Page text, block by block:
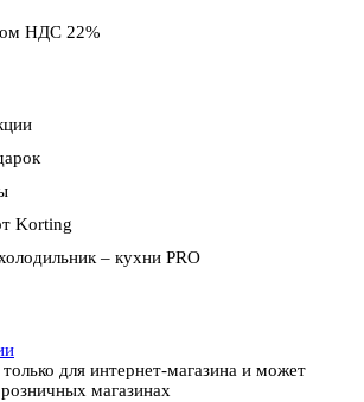
НДС 22%
Korting
– кухни PRO
для интернет-магазина и может
магазинах